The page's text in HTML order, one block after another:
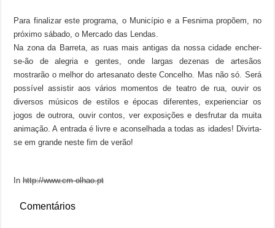
Para finalizar este programa, o Município e a Fesnima propõem, no
próximo sábado, o Mercado das Lendas.
Na zona da Barreta, as ruas mais antigas da nossa cidade encher-
se-ão de alegria e gentes, onde largas dezenas de artesãos
mostrarão o melhor do artesanato deste Concelho. Mas não só. Será
possível assistir aos vários momentos de teatro de rua, ouvir os
diversos músicos de estilos e épocas diferentes, experienciar os
jogos de outrora, ouvir contos, ver exposições e desfrutar da muita
animação. A entrada é livre e aconselhada a todas as idades! Divirta-
se em grande neste fim de verão!
Inhttp://www.cm-olhao.pt
Comentários